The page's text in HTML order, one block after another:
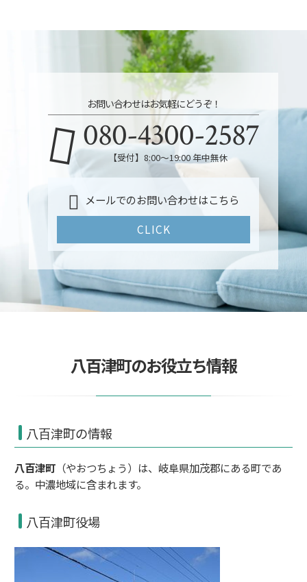
お問い合わせはお気軽にどうぞ！
080-4300-2587
【受付】8:00～19:00 年中無休
メールでのお問い合わせはこちら
CLICK
八百津町のお役立ち情報
八百津町の情報
八百津町 （やおつちょう）は、岐阜県加茂郡にある町であ
る。中濃地域に含まれます。
八百津町役場